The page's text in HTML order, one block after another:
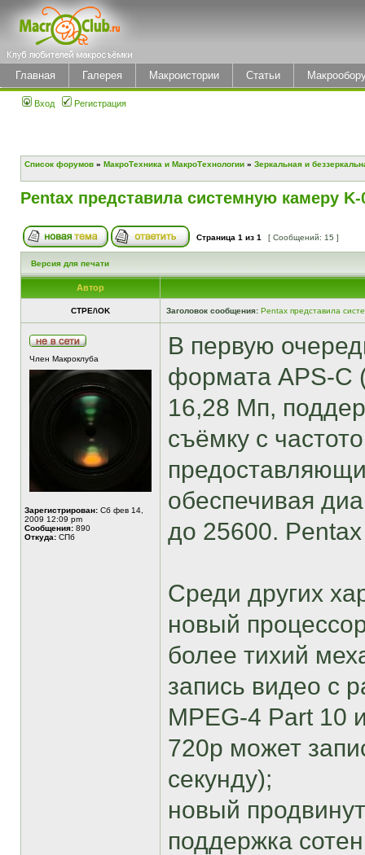
Главная Галерея Макроистории Статьи
Вход Регистрация
Список форумов » МакроТехника и МакроТехнологии » Зеркальная и
Pentax представила системную камеру
Страница 1 из 1 [ Сообщений: 15 ]
Версия для печати
Автор
CTPE/\OK Заголовок сообщения: Pentax представила
Член Макроклуба
Зарегистрирован: Сб фев 14,
2009 12:09 pm
Сообщения: 890
Откуда: СПб
В первую
формата APS-C
16,28 Мп,
съёмку с
обеспечивая
до 25600.
Среди других
новый
более тихий
запись видео с
MPEG-4 Part 10
720p может
секунду);
новый
поддержка